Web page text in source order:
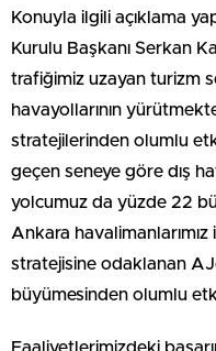
Konuyla ilgili açıklama
Kurulu Başkanı Serkan
trafiğimiz uzayan turizm
havayollarının
stratejilerinden olumlu
geçen seneye göre dış
yolcumuz da yüzde 22
Ankara
stratejisine odaklanan
büyümesinden olumlu